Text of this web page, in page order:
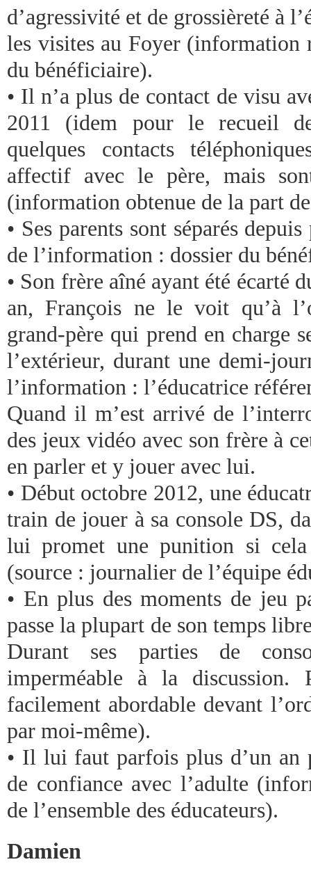
d’agressivité et de grossièreté à
les visites au Foyer (information
du bénéficiaire).
• Il n’a plus de contact de visu
2011 (idem pour le recueil
quelques contacts
affectif avec le père, mais
(information obtenue de la part
• Ses parents sont séparés
de l’information : dossier du
• Son frère aîné ayant été écarté
an, François ne le voit qu’à
grand-père qui prend en charge
l’extérieur, durant une demi-
l’information : l’éducatrice
Quand il m’est arrivé de
des jeux vidéo avec son frère à
en parler et y jouer avec lui.
• Début octobre 2012, une
train de jouer à sa console DS,
lui promet une punition si
(source : journalier de l’équipe
• En plus des moments de jeu
passe la plupart de son temps
Durant ses parties de
imperméable à la
facilement abordable devant
par moi-même).
• Il lui faut parfois plus d’un an
de confiance avec l’adulte
de l’ensemble des éducateurs).
Damien